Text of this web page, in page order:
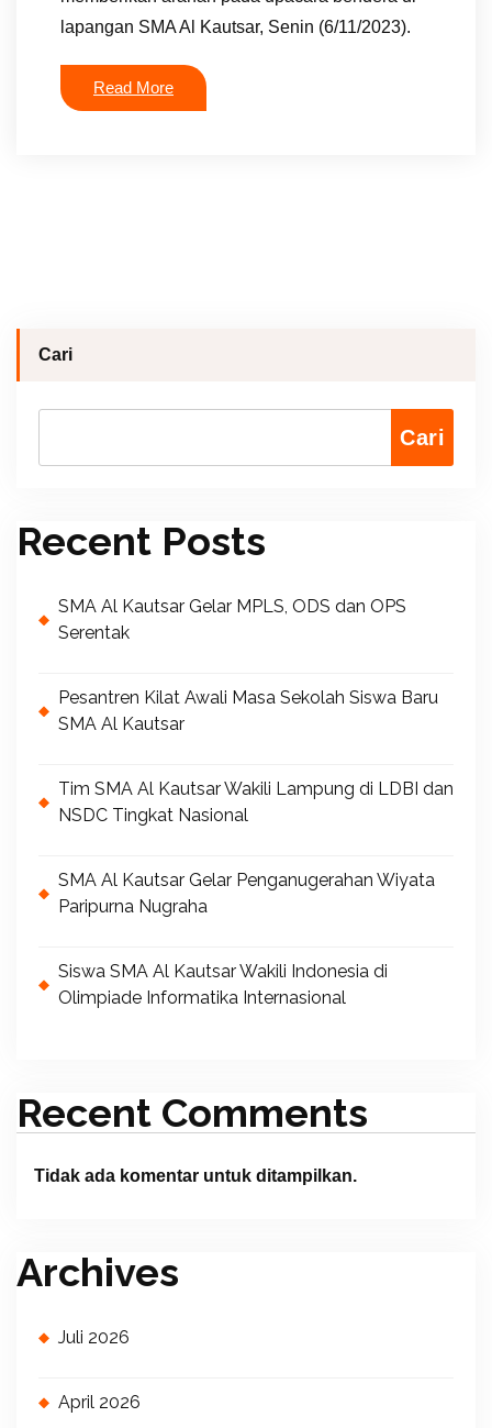
lapangan SMA Al Kautsar, Senin (6/11/2023).
Read More
Cari
Cari
Recent Posts
SMA Al Kautsar Gelar MPLS, ODS dan OPS
Serentak
Pesantren Kilat Awali Masa Sekolah Siswa Baru
SMA Al Kautsar
Tim SMA Al Kautsar Wakili Lampung di LDBI dan
NSDC Tingkat Nasional
SMA Al Kautsar Gelar Penganugerahan Wiyata
Paripurna Nugraha
Siswa SMA Al Kautsar Wakili Indonesia di
Olimpiade Informatika Internasional
Recent Comments
Tidak ada komentar untuk ditampilkan.
Archives
Juli 2026
April 2026